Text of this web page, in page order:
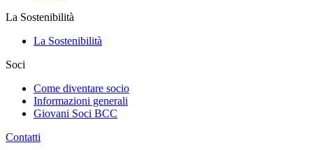
La Sostenibilità
La Sostenibilità
Soci
Come diventare socio
Informazioni generali
Giovani Soci BCC
Contatti